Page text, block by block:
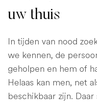
uw thuis
In tijden van nood
we kennen, de
geholpen en hem of
Helaas kan men, net
beschikbaar zijn.